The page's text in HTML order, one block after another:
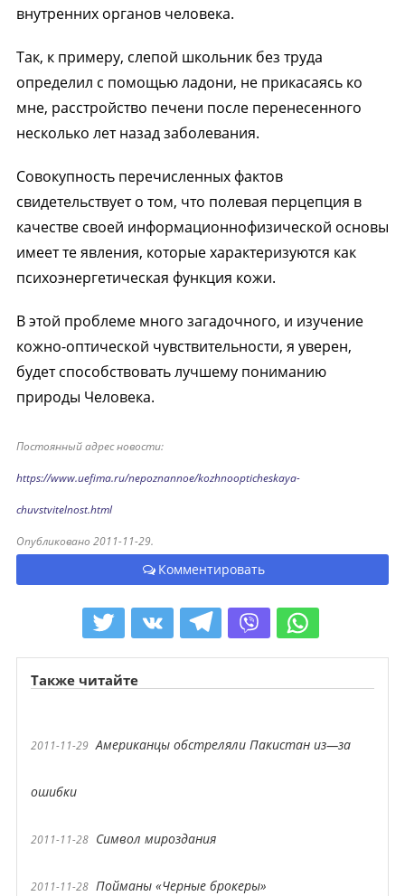
внутренних органов человека.
Так, к примеру, слепой школьник без труда
определил с помощью ладони, не прикасаясь ко
мне, расстройство печени после перенесенного
несколько лет назад заболевания.
Совокупность перечисленных фактов
свидетельствует о том, что полевая перцепция в
качестве своей информационнофизической основы
имеет те явления, которые характеризуются как
психоэнергетическая функция кожи.
В этой проблеме много загадочного, и изучение
кожно-оптической чувствительности, я уверен,
будет способствовать лучшему пониманию
природы Человека.
Постоянный адрес новости:
https://www.uefima.ru/nepoznannoe/kozhnoopticheskaya-
chuvstvitelnost.html
Опубликовано 2011-11-29.
Комментировать
Также читайте
2011-11-29 Американцы обстреляли Пакистан из—за
ошибки
2011-11-28 Символ мироздания
2011-11-28 Пойманы «Черные брокеры»